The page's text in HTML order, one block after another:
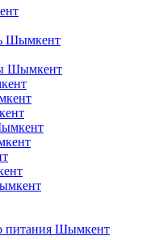
Шымкент
Шымкент
питания Шымкент